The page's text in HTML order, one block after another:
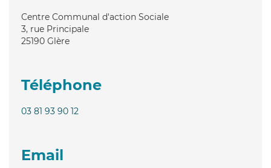
Centre Communal d'action Sociale
3, rue Principale
25190 Glère
Téléphone
03 81 93 90 12
Email